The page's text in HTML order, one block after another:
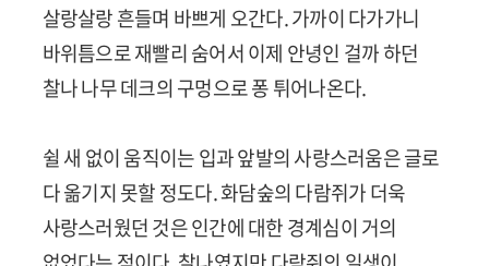
살랑살랑 흔들며 바쁘게 오간다. 가까이 다가가니
바위틈으로 재빨리 숨어서 이제 안녕인 걸까 하던
찰나 나무 데크의 구멍으로 퐁 튀어나온다.
쉴 새 없이 움직이는 입과 앞발의 사랑스러움은 글로
다 옮기지 못할 정도다. 화담숲의 다람쥐가 더욱
사랑스러웠던 것은 인간에 대한 경계심이 거의